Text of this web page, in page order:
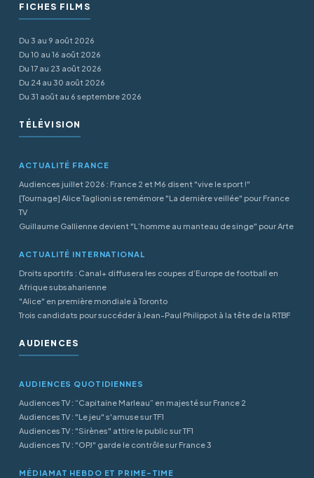
FICHES FILMS
Du 3 au 9 août 2026
Du 10 au 16 août 2026
Du 17 au 23 août 2026
Du 24 au 30 août 2026
Du 31 août au 6 septembre 2026
TÉLÉVISION
ACTUALITÉ FRANCE
Audiences juillet 2026 : France 2 et M6 disent "vive le sport !"
[Tournage] Alice Taglioni se remémore "La dernière veillée" pour France
TV
Guillaume Gallienne devient "L’homme au manteau de singe" pour Arte
ACTUALITÉ INTERNATIONAL
Droits sportifs : Canal+ diffusera les coupes d’Europe de football en
Afrique subsaharienne
"Alice" en première mondiale à Toronto
Trois candidats pour succéder à Jean-Paul Philippot à la tête de la RTBF
AUDIENCES
AUDIENCES QUOTIDIENNES
Audiences TV : “Capitaine Marleau” en majesté sur France 2
Audiences TV : "Le jeu" s'amuse sur TF1
Audiences TV : "Sirènes" attire le public sur TF1
Audiences TV : "OPJ" garde le contrôle sur France 3
MÉDIAMAT HEBDO ET PRIME-TIME